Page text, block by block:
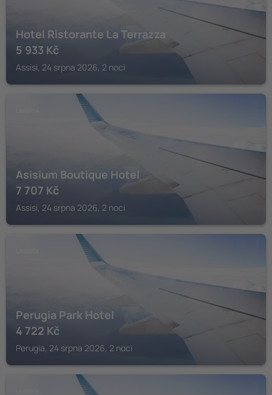
Hotel Ristorante La Terrazza
5 933 Kč
Assisi, 24 srpna 2026, 2 noci
Asisium Boutique Hotel
7 707 Kč
Assisi, 24 srpna 2026, 2 noci
Perugia Park Hotel
4 722 Kč
Perugia, 24 srpna 2026, 2 noci